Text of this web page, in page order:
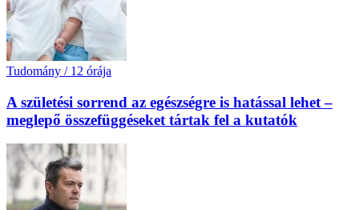
Tudomány / 12 órája
A születési sorrend az egészségre is hatással lehet –
meglepő összefüggéseket tártak fel a kutatók